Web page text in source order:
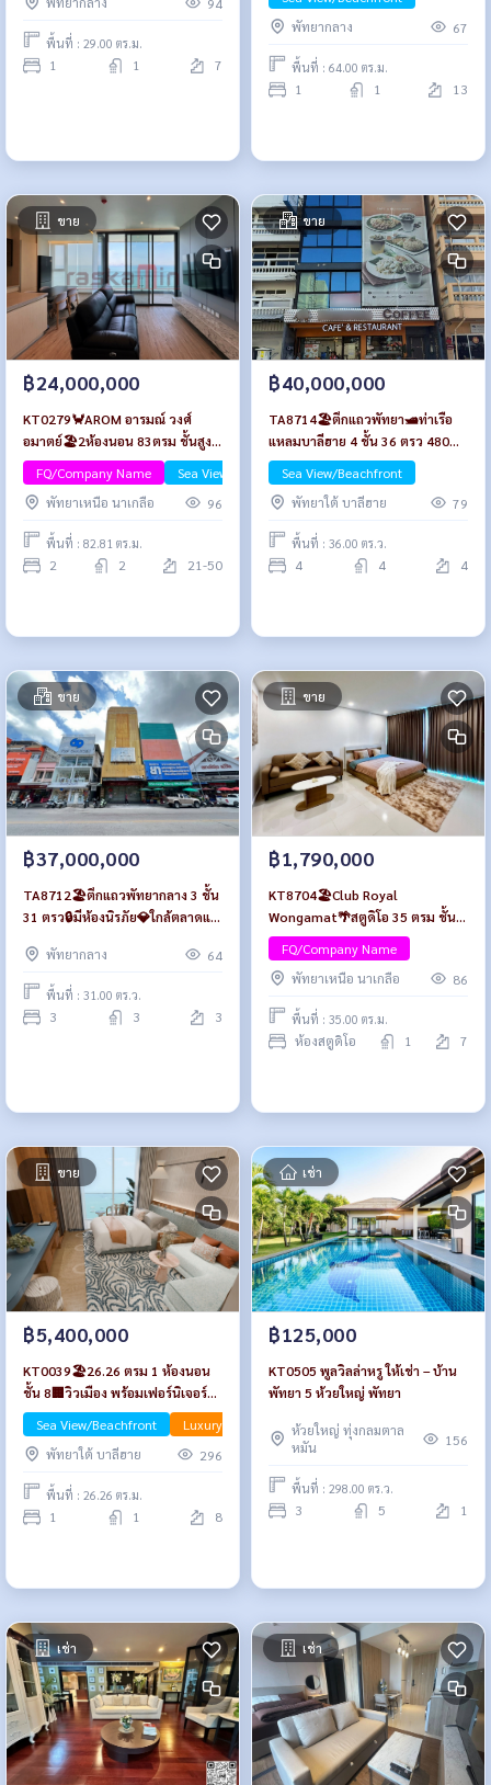
พื้นที่ : 29.00 ตร.ม.
1 1 7
พัทยากลาง
67
พื้นที่ : 64.00 ตร.ม.
1 1 13
ขาย
฿24,000,000
KT0279🦀AROM อารมณ์ วงศ์
อมาตย์🏖️2ห้องนอน 83ตรม ชั้นสูง
ห้องมุม🌊วิวทะเล พร้อมเฟอร์นิเจอร์
FQ/Company Name Sea View/Beachfront
Luxury
พัทยาเหนือ นาเกลือ
96
พื้นที่ : 82.81 ตร.ม.
2 2 21-50
ขาย
฿40,000,000
TA8714🏖️ตึกแถวพัทยา🛥️ท่าเรือ
แหลมบาลีฮาย 4 ชั้น 36 ตรว 480
ตรม💰ขายพร้อมผู้เช่า🏞️ใกล้
Walking Street, เขาพระตำหนัก
Sea View/Beachfront
พัทยาใต้ บาลีฮาย
79
พื้นที่ : 36.00 ตร.ว.
4 4 4
ขาย
฿37,000,000
TA8712🏖️ตึกแถวพัทยากลาง 3 ชั้น
31 ตรว🔒มีห้องนิรภัย💎ใกล้ตลาดแม่
พัทยากลาง
64
พื้นที่ : 31.00 ตร.ว.
3 3 3
ขาย
฿1,790,000
KT8704🏖️Club Royal
Wongamat🌴สตูดิโอ 35 ตรม ชั้น 7
🏊‍♀️วิวสระว่ายน้ำ
FQ/Company Name
พัทยาเหนือ นาเกลือ
86
พื้นที่ : 35.00 ตร.ม.
ห้องสตูดิโอ 1 7
ขาย
฿5,400,000
KT0039🏖️26.26 ตรม 1 ห้องนอน
ชั้น 8🏢วิวเมือง พร้อมเฟอร์นิเจอร์
PTY Residence Sai1🦀พัทยากลาง
Sea View/Beachfront
Luxury
พัทยาใต้ บาลีฮาย
296
พื้นที่ : 26.26 ตร.ม.
1 1 8
เช่า
฿125,000
KT0505 พูลวิลล่าหรู ให้เช่า – บ้าน
พัทยา 5 ห้วยใหญ่ พัทยา
ห้วยใหญ่ ทุ่งกลมตาล
หมัน
156
พื้นที่ : 298.00 ตร.ว.
3 5 1
เช่า เช่า